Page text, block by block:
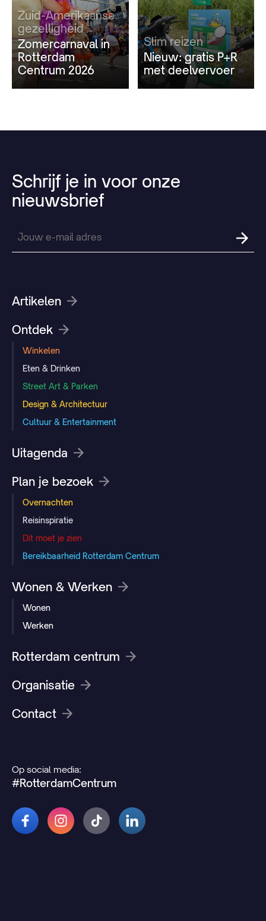
Zuid-Amerikaanse
gezelligheid
Zomercarnaval in
Rotterdam
Centrum 2026
Slim reizen
Nieuw: gratis P+R
met deelvervoer
Schrijf je in voor onze
nieuwsbrief
Artikelen
Ontdek
Winkelen
Eten & Drinken
Street Art & Parken
Design & Architectuur
Cultuur & Entertainment
Uitagenda
Plan je bezoek
Overnachten
Reisinspiratie
Dit moet je zien
Bereikbaarheid Rotterdam Centrum
Wonen & Werken
Wonen
Werken
Rotterdam centrum
Organisatie
Contact
Op social media:
#RotterdamCentrum